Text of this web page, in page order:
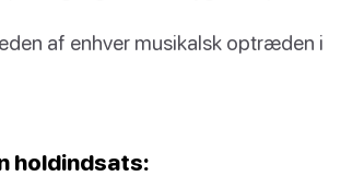
af enhver musikalsk optræden i
holdindsats: